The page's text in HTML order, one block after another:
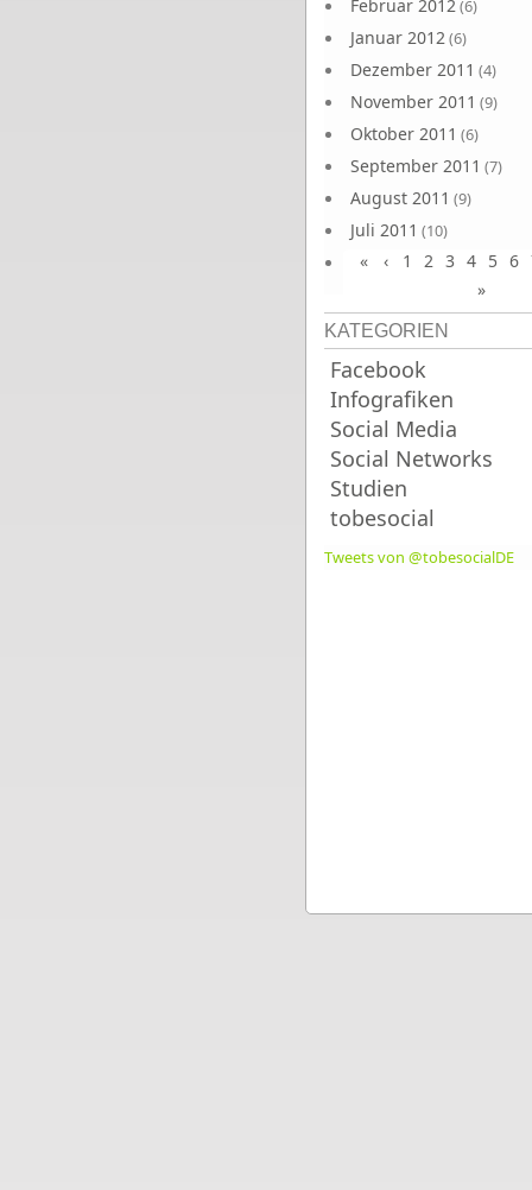
Februar 2012(6)
Januar 2012(6)
Dezember 2011 (4)
November 2011 (9)
Oktober 2011 (6)
September 2011 (7)
August 2011 (9)
Juli 2011 (10)
Juni 2011(9)
« ‹ 1 2 3 4 5 6
»
KATEGORIEN
Facebook
Infografiken
Social Media
Social Networks
Studien
tobesocial
Tweets von @tobesocialDE